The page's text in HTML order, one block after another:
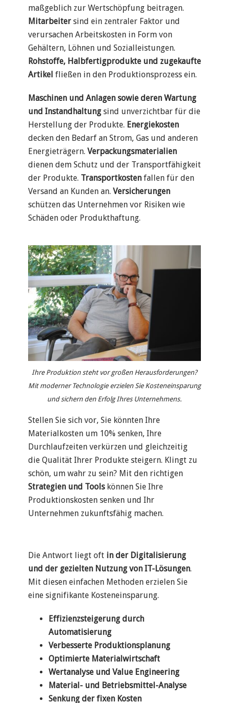
maßgeblich zur Wertschöpfung beitragen.
Mitarbeiter sind ein zentraler Faktor und
verursachen Arbeitskosten in Form von
Gehältern, Löhnen und Sozialleistungen.
Rohstoffe, Halbfertigprodukte und zugekaufte
Artikel fließen in den Produktionsprozess ein.
Maschinen und Anlagen sowie deren Wartung
und Instandhaltung sind unverzichtbar für die
Herstellung der Produkte. Energiekosten
decken den Bedarf an Strom, Gas und anderen
Energieträgern. Verpackungsmaterialien
dienen dem Schutz und der Transportfähigkeit
der Produkte. Transportkosten fallen für den
Versand an Kunden an. Versicherungen
schützen das Unternehmen vor Risiken wie
Schäden oder Produkthaftung.
Ihre Produktion steht vor großen Herausforderungen?
Mit moderner Technologie erzielen Sie Kosteneinsparung
und sichern den Erfolg Ihres Unternehmens.
Stellen Sie sich vor, Sie könnten Ihre
Materialkosten um 10% senken, Ihre
Durchlaufzeiten verkürzen und gleichzeitig
die Qualität Ihrer Produkte steigern. Klingt zu
schön, um wahr zu sein? Mit den richtigen
Strategien und Toolskönnen Sie Ihre
Produktionskosten senken und Ihr
Unternehmen zukunftsfähig machen.
Die Antwort liegt oft in der Digitalisierung
und der gezielten Nutzung von IT-Lösungen.
Mit diesen einfachen Methoden erzielen Sie
eine signifikante Kosteneinsparung.
Effizienzsteigerung durch
Automatisierung
Verbesserte Produktionsplanung
Optimierte Materialwirtschaft
Wertanalyse und Value Engineering
Material- und Betriebsmittel-Analyse
Senkung der fixen Kosten